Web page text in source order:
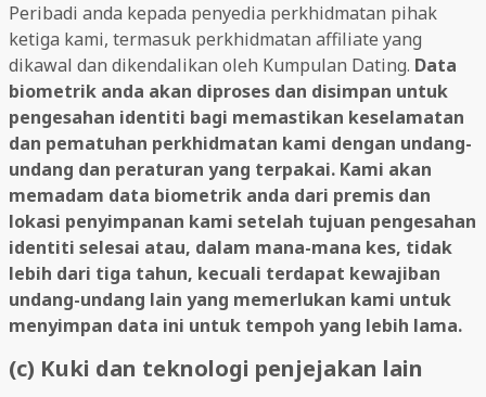
Peribadi anda kepada penyedia perkhidmatan pihak
ketiga kami, termasuk perkhidmatan affiliate yang
dikawal dan dikendalikan oleh Kumpulan Dating. Data
biometrik anda akan diproses dan disimpan untuk
pengesahan identiti bagi memastikan keselamatan
dan pematuhan perkhidmatan kami dengan undang-
undang dan peraturan yang terpakai. Kami akan
memadam data biometrik anda dari premis dan
lokasi penyimpanan kami setelah tujuan pengesahan
identiti selesai atau, dalam mana-mana kes, tidak
lebih dari tiga tahun, kecuali terdapat kewajiban
undang-undang lain yang memerlukan kami untuk
menyimpan data ini untuk tempoh yang lebih lama.
(c) Kuki dan teknologi penjejakan lain